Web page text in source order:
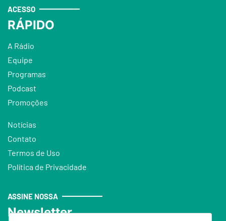
ACESSO
RÁPIDO
A Rádio
Equipe
Programas
Podcast
Promoções
Notícias
Contato
Termos de Uso
Política de Privacidade
ASSINE NOSSA
Newsletter